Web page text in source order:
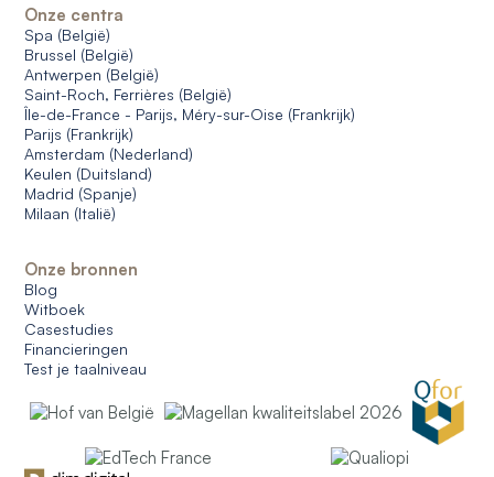
Onze centra
Spa (België)
Brussel (België)
Antwerpen (België)
Saint-Roch, Ferrières (België)
Île-de-France - Parijs, Méry-sur-Oise (Frankrijk)
Parijs (Frankrijk)
Amsterdam (Nederland)
Keulen (Duitsland)
Madrid (Spanje)
Milaan (Italië)
Onze bronnen
Blog
Witboek
Casestudies
Financieringen
Test je taalniveau